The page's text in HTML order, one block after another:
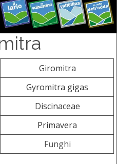
Giromitra
Gyromitra gigas
Discinaceae
Primavera
Funghi